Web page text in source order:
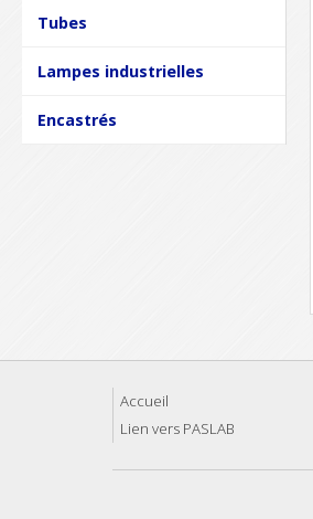
Tubes
Lampes industrielles
Encastrés
Accueil
Lien vers PASLAB